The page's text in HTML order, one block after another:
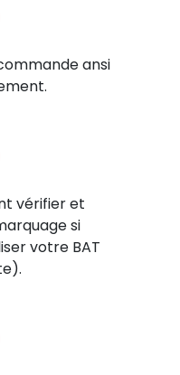
ansi
vérifier et
si
votre BAT